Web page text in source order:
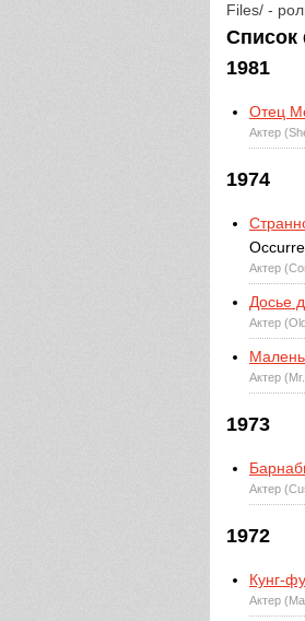
Files/ -
Список
1981
Отец
Актер
1974
Актер
Досье
Актер
Актер
1973
Актер
1972
Кунг-фу
Актер